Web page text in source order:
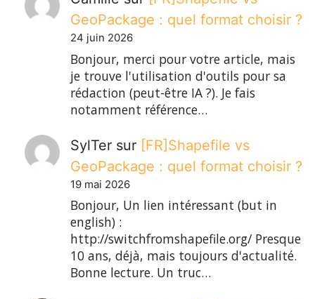
GeoPackage : quel format choisir ?
24 juin 2026
Bonjour, merci pour votre article, mais
je trouve l'utilisation d'outils pour sa
rédaction (peut-être IA ?). Je fais
notamment référence…
SylTer sur [FR]Shapefile vs
GeoPackage : quel format choisir ?
19 mai 2026
Bonjour, Un lien intéressant (but in
english) :
http://switchfromshapefile.org/ Presque
10 ans, déjà, mais toujours d'actualité.
Bonne lecture. Un truc…